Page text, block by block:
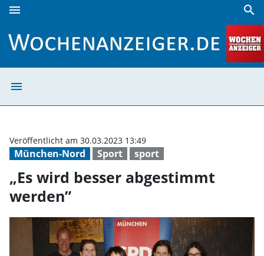
menu search
menu
München-Nord Sport sport
Veröffentlicht am 30.03.2023 13:49
„Es wird besser abgestimmt
werden”